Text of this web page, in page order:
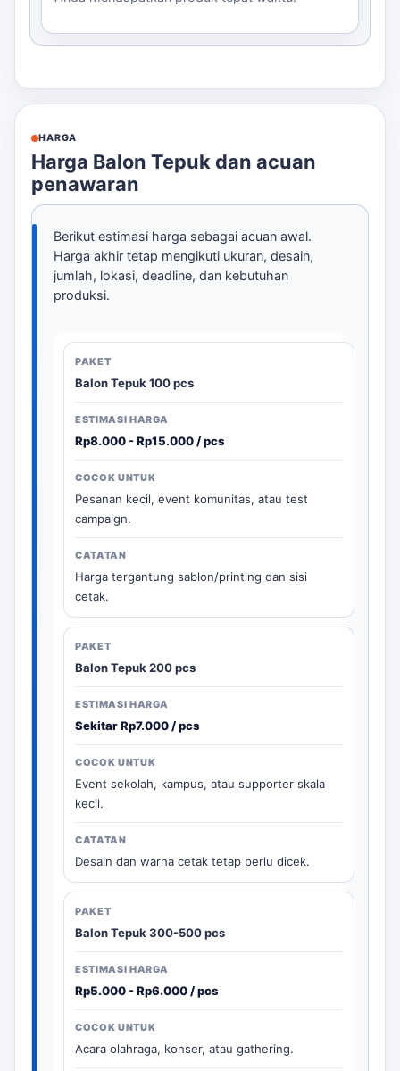
HARGA
Harga Balon Tepuk dan acuan
penawaran
Berikut estimasi harga sebagai acuan awal.
Harga akhir tetap mengikuti ukuran, desain,
jumlah, lokasi, deadline, dan kebutuhan
produksi.
Balon Tepuk 100 pcs
Rp8.000 - Rp15.000 / pcs
Pesanan kecil, event komunitas, atau test
campaign.
Harga tergantung sablon/printing dan sisi
cetak.
Balon Tepuk 200 pcs
Sekitar Rp7.000 / pcs
Event sekolah, kampus, atau supporter skala
kecil.
Desain dan warna cetak tetap perlu dicek.
Balon Tepuk 300-500 pcs
Rp5.000 - Rp6.000 / pcs
Acara olahraga, konser, atau gathering.